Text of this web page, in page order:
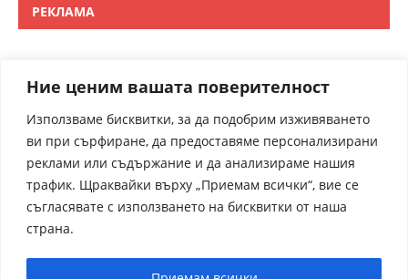
Ние ценим вашата поверителност
Използваме бисквитки, за да подобрим изживяването
ви при сърфиране, да предоставяме персонализирани
реклами или съдържание и да анализираме нашия
трафик. Щраквайки върху „Приемам всички“, вие се
съгласявате с използването на бисквитки от наша
страна.
РЕКЛАМА